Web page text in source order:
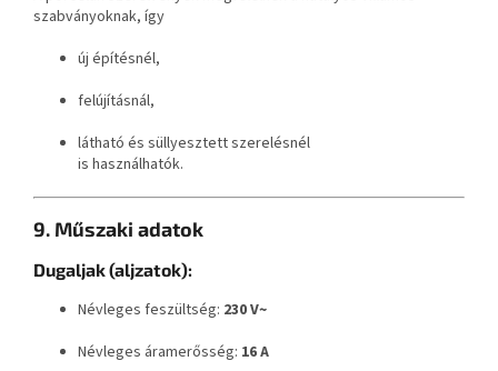
szabványoknak, így
új építésnél,
felújításnál,
látható és süllyesztett szerelésnél
is használhatók.
9. Műszaki adatok
Dugaljak (aljzatok):
Névleges feszültség: 230 V~
Névleges áramerősség: 16 A